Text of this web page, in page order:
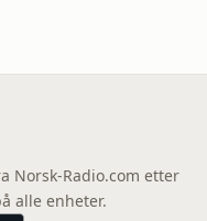
Norsk-Radio.com etter
alle enheter.